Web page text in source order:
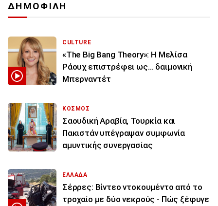
ΔΗΜΟΦΙΛΗ
CULTURE
«The Big Bang Theory»: Η Μελίσα
Ράουχ επιστρέφει ως… δαιμονική
Μπερναντέτ
ΚΟΣΜΟΣ
Σαουδική Αραβία, Τουρκία και
Πακιστάν υπέγραψαν συμφωνία
αμυντικής συνεργασίας
ΕΛΛΑΔΑ
Σέρρες: Βίντεο ντοκουμέντο από το
τροχαίο με δύο νεκρούς - Πώς ξέφυγε